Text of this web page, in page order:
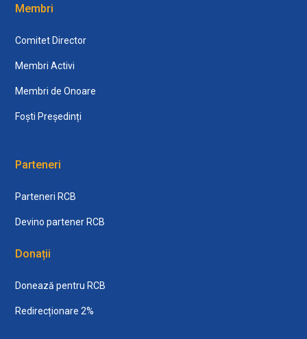
Membri
Comitet Director
Membri Activi
Membri de Onoare
Foști Președinți
Parteneri
Parteneri RCB
Devino partener RCB
Donații
Donează pentru RCB
Redirecționare 2%